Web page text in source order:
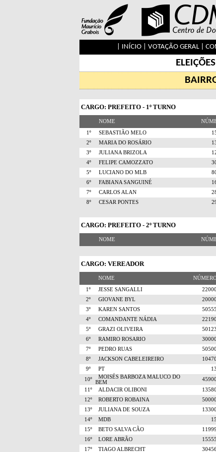
INÍCIO| VOTAÇÃO GERAL|
CARGO: PREFEITO - 1º TURNO
NOME
1º SEBASTIÃO MELO
2º
MARIA DO ROSÁRIO
3º
JULIANA BRIZOLA
4º
FELIPE CAMOZZATO
5º
LUCIANO DO MLB
6º
FABIANA SANGUINÉ
7º
CARLOS ALAN
8º
CESAR PONTES
CARGO: PREFEITO - 2º TURNO
NOME
CARGO: VEREADOR
NOME
1º JESSE SANGALLI
2º
GIOVANE BYL
3º
KAREN SANTOS
4º
COMANDANTE NÁDIA
5º
GRAZI OLIVEIRA
6º
RAMIRO ROSARIO
7º
PEDRO RUAS
8º
JACKSON CABELEIREIRO
9º
PT
10º
MOISÉS BARBOZA MALUCO DO
BEM
11º
ALDACIR OLIBONI
12º
ROBERTO ROBAINA
13º
JULIANA DE SOUZA
14º
MDB
15º
BETO SALVA CÃO
16º
LORE ABRÃO
17º
TIAGO ALBRECHT